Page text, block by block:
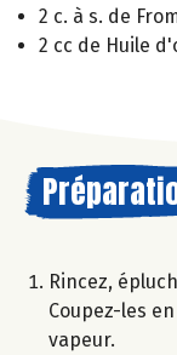
2 c. à s. de
2 cc de Huile
Rincez,
Coupez-les
vapeur.